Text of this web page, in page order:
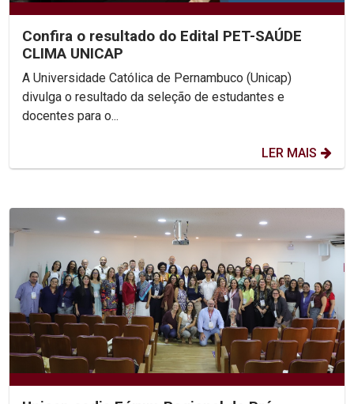
Confira o resultado do Edital PET-SAÚDE
CLIMA UNICAP
A Universidade Católica de Pernambuco (Unicap)
divulga o resultado da seleção de estudantes e
docentes para o...
LER MAIS